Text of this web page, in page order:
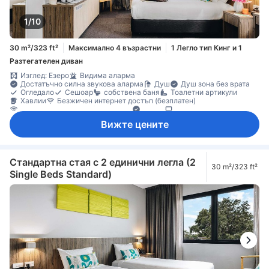
Сейф за лаптоп
Функция за защита/сигурност
1/10
30 m²/323 ft² Максимално 4 възрастни
1 Легло тип Кинг и 1
Разтегателен диван
Изглед: Езеро
Видима аларма
Достатъчно силна звукова аларма
Душ
Душ зона без врата
Огледало
Сешоар собствена баня
Тоалетни артикули
Хавлии
Безжичен интернет достъп (безплатен)
Достъп до интернет (безжичен)
Радио
Телевизор
Плътни завеси Спално бельо
Отваряем прозорец
Индивидуална климатизация
Непушачи
Вижте цените
Стандартна стая с 2 единични легла (2
Single Beds Standard)
30 m²/323 ft²